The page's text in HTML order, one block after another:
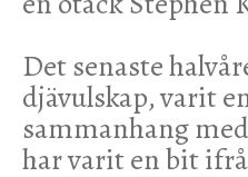
Det senaste
djävulskap, varit
sammanhang
har varit en bit